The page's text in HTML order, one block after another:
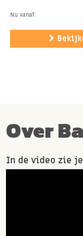
Nu vanaf:
Over
In de video zie